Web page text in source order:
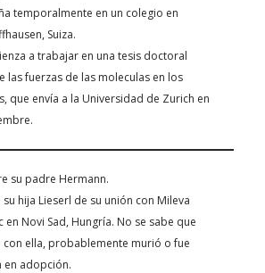
temporalmente en un colegio en
Suiza.
a trabajar en una tesis doctoral
las fuerzas de las moleculas en los
que envía a la Universidad de Zurich en
su padre Hermann.
su hija Lieserl de su unión con Mileva
en Novi Sad, Hungría. No se sabe que
con ella, probablemente murió o fue
en adopción.